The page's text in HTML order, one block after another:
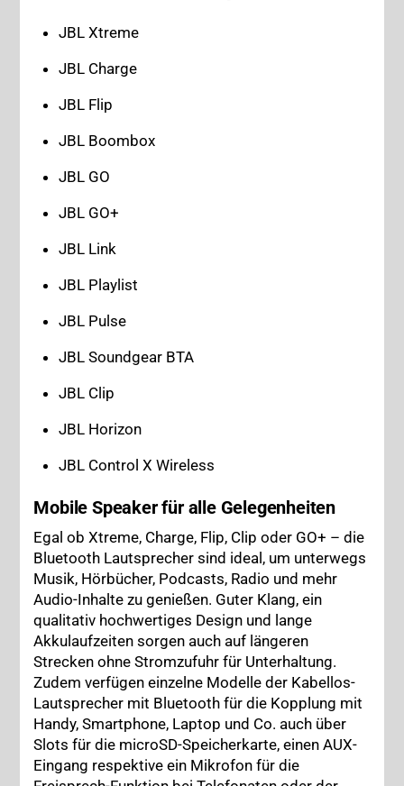
JBL Xtreme
JBL Charge
JBL Flip
JBL Boombox
JBL GO
JBL GO+
JBL Link
JBL Playlist
JBL Pulse
JBL Soundgear BTA
JBL Clip
JBL Horizon
JBL Control X Wireless
Mobile Speaker für alle Gelegenheiten
Egal ob Xtreme, Charge, Flip, Clip oder GO+ – die
Bluetooth Lautsprecher sind ideal, um unterwegs
Musik, Hörbücher, Podcasts, Radio und mehr
Audio-Inhalte zu genießen. Guter Klang, ein
qualitativ hochwertiges Design und lange
Akkulaufzeiten sorgen auch auf längeren
Strecken ohne Stromzufuhr für Unterhaltung.
Zudem verfügen einzelne Modelle der Kabellos-
Lautsprecher mit Bluetooth für die Kopplung mit
Handy, Smartphone, Laptop und Co. auch über
Slots für die microSD-Speicherkarte, einen AUX-
Eingang respektive ein Mikrofon für die